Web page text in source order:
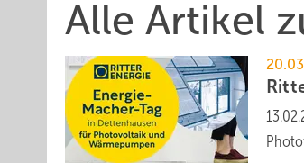
Alle Artikel